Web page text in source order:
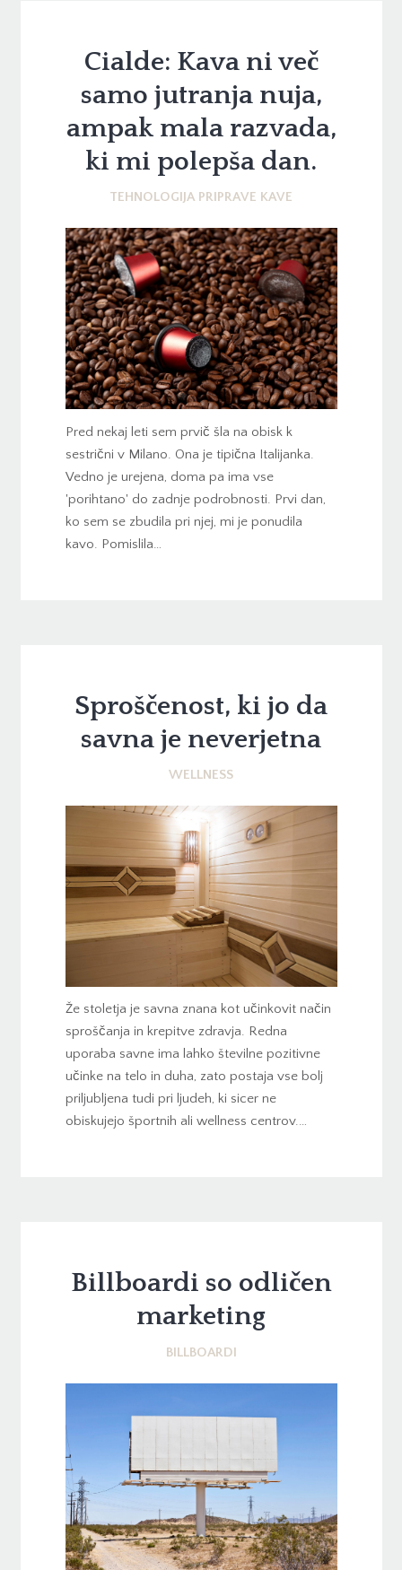
Cialde: Kava ni več
samo jutranja nuja,
ampak mala razvada,
ki mi polepša dan.
TEHNOLOGIJA PRIPRAVE KAVE
Pred nekaj leti sem prvič šla na obisk k
sestrični v Milano. Ona je tipična Italijanka.
Vedno je urejena, doma pa ima vse
'porihtano' do zadnje podrobnosti. Prvi dan,
ko sem se zbudila pri njej, mi je ponudila
kavo. Pomislila…
Sproščenost, ki jo da
savna je neverjetna
WELLNESS
Že stoletja je savna znana kot učinkovit način
sproščanja in krepitve zdravja. Redna
uporaba savne ima lahko številne pozitivne
učinke na telo in duha, zato postaja vse bolj
priljubljena tudi pri ljudeh, ki sicer ne
obiskujejo športnih ali wellness centrov.…
Billboardi so odličen
marketing
BILLBOARDI